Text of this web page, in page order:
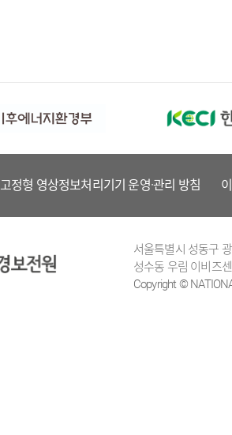
고정형 영상정보처리기기 운영·관리 방침
서울특별시 성동구
성수동 우림 이비즈
Copyright ©